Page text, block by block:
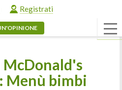
Registrati
Menù bimbi